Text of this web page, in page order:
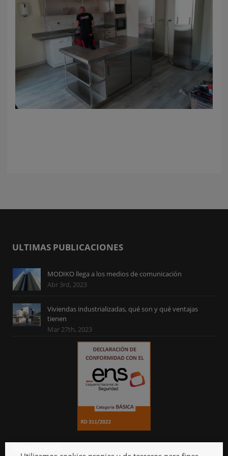
ULTIMAS PUBLICACIONES
MODIKO llega a los medios de comunicación
Abr 3rd, 2023
Viviendas industrializadas, qué son y qué ventajas
tienen
Mar 27th, 2023